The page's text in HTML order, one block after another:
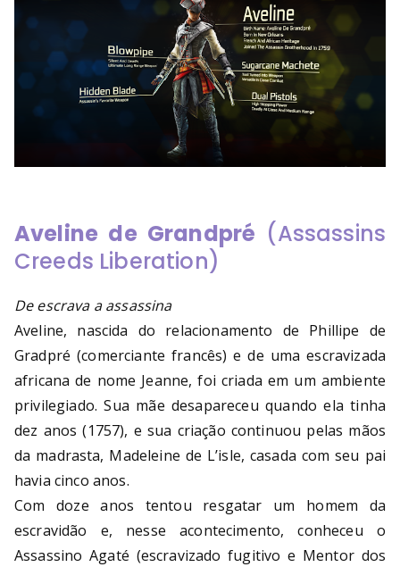
Aveline de Grandpré (Assassins
Creeds Liberation)
De escrava a assassina
Aveline, nascida do relacionamento de Phillipe de
Gradpré (comerciante francês) e de uma escravizada
africana de nome Jeanne, foi criada em um ambiente
privilegiado. Sua mãe desapareceu quando ela tinha
dez anos (1757), e sua criação continuou pelas mãos
da madrasta, Madeleine de L’isle, casada com seu pai
havia cinco anos.
Com doze anos tentou resgatar um homem da
escravidão e, nesse acontecimento, conheceu o
Assassino Agaté (escravizado fugitivo e Mentor dos